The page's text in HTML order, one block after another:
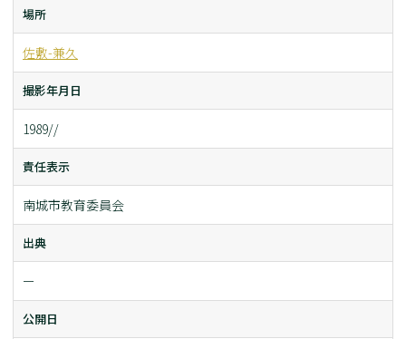
場所
佐敷-兼久
撮影年月日
1989//
責任表示
南城市教育委員会
出典
ー
公開日